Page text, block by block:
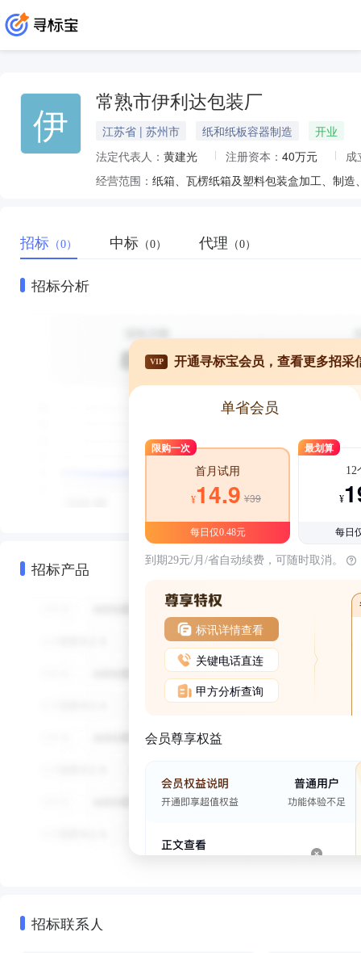
伊 常熟市伊利达包装厂
江苏省 | 苏州市 纸和纸板容器制造
开业
法定代表人： 黄建光 注册资本： 40万元
成
经营范围： 纸箱、瓦楞纸箱及塑料包装盒加工、制
招标 （0） 中标 （0） 代理 （0）
招标分析
招标产品
VIP 开通寻标宝会员，查看更多招采
单省会员
限购一次
首月试用
¥14.9 ¥39
每日仅0.48元
最划算
12
¥
每日
到期29元/月/省自动续费，可随时取消。
标讯详情查看
关键电话直连
甲方分析查询
会员尊享权益
招标联系人